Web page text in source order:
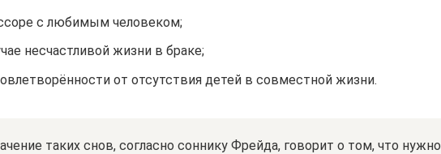
с любимым человеком;
несчастливой жизни в браке;
от отсутствия детей в совместной жизни.
таких снов, согласно соннику Фрейда, говорит о том, что нужно